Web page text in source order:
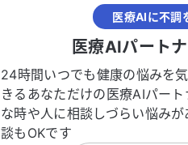
医療AIに不調
医療AIパート
24時間いつでも健康の悩みを
きるあなただけの医療AIパー
な時や人に相談しづらい悩み
談もOKです